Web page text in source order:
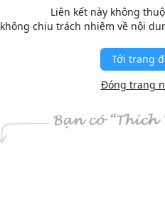
Liên kết này không
không chịu trách nhiệm về nội
Tới trang
Đóng trang